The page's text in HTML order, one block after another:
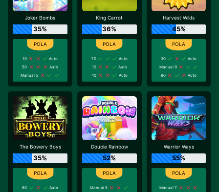
Joker Bombs
35%
10
Auto
50
Auto
Manual 5
King Carrot
36%
70
Auto
10
Auto
40
Auto
Harvest Wilds
45%
30
Auto
Manual 9
90
Auto
The Bowery Boys
35%
60
Auto
Double Rainbow
52%
Manual 5
Warrior Ways
55%
Manual 7